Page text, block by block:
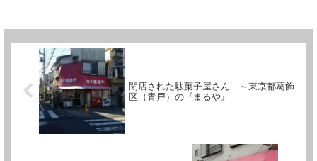
閉店された駄菓子屋さん ～東京都葛飾
区（青戸）の『まるや』